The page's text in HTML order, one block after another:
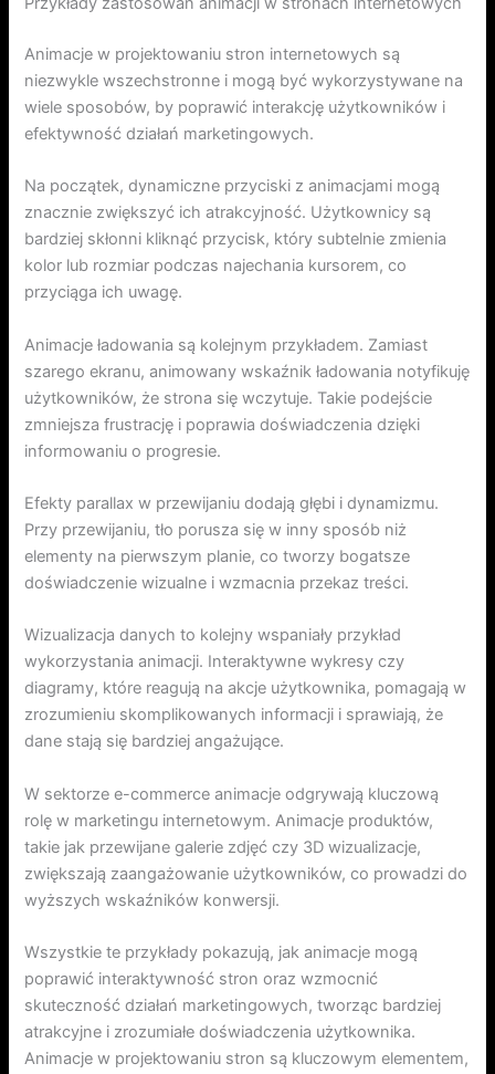
Animacje w projektowaniu stron internetowych są
niezwykle wszechstronne i mogą być wykorzystywane na
wiele sposobów, by poprawić interakcję użytkowników i
efektywność działań marketingowych.
Na początek, dynamiczne przyciski z animacjami mogą
znacznie zwiększyć ich atrakcyjność. Użytkownicy są
bardziej skłonni kliknąć przycisk, który subtelnie zmienia
kolor lub rozmiar podczas najechania kursorem, co
przyciąga ich uwagę.
Animacje ładowania są kolejnym przykładem. Zamiast
szarego ekranu, animowany wskaźnik ładowania notyfikuję
użytkowników, że strona się wczytuje. Takie podejście
zmniejsza frustrację i poprawia doświadczenia dzięki
informowaniu o progresie.
Efekty parallax w przewijaniu dodają głębi i dynamizmu.
Przy przewijaniu, tło porusza się w inny sposób niż
elementy na pierwszym planie, co tworzy bogatsze
doświadczenie wizualne i wzmacnia przekaz treści.
Wizualizacja danych to kolejny wspaniały przykład
wykorzystania animacji. Interaktywne wykresy czy
diagramy, które reagują na akcje użytkownika, pomagają w
zrozumieniu skomplikowanych informacji i sprawiają, że
dane stają się bardziej angażujące.
W sektorze e-commerce animacje odgrywają kluczową
rolę w marketingu internetowym. Animacje produktów,
takie jak przewijane galerie zdjęć czy 3D wizualizacje,
zwiększają zaangażowanie użytkowników, co prowadzi do
wyższych wskaźników konwersji.
Wszystkie te przykłady pokazują, jak animacje mogą
poprawić interaktywność stron oraz wzmocnić
skuteczność działań marketingowych, tworząc bardziej
atrakcyjne i zrozumiałe doświadczenia użytkownika.
Animacje w projektowaniu stron są kluczowym elementem,